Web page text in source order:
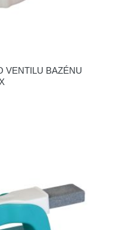
VENTILU BAZÉNU